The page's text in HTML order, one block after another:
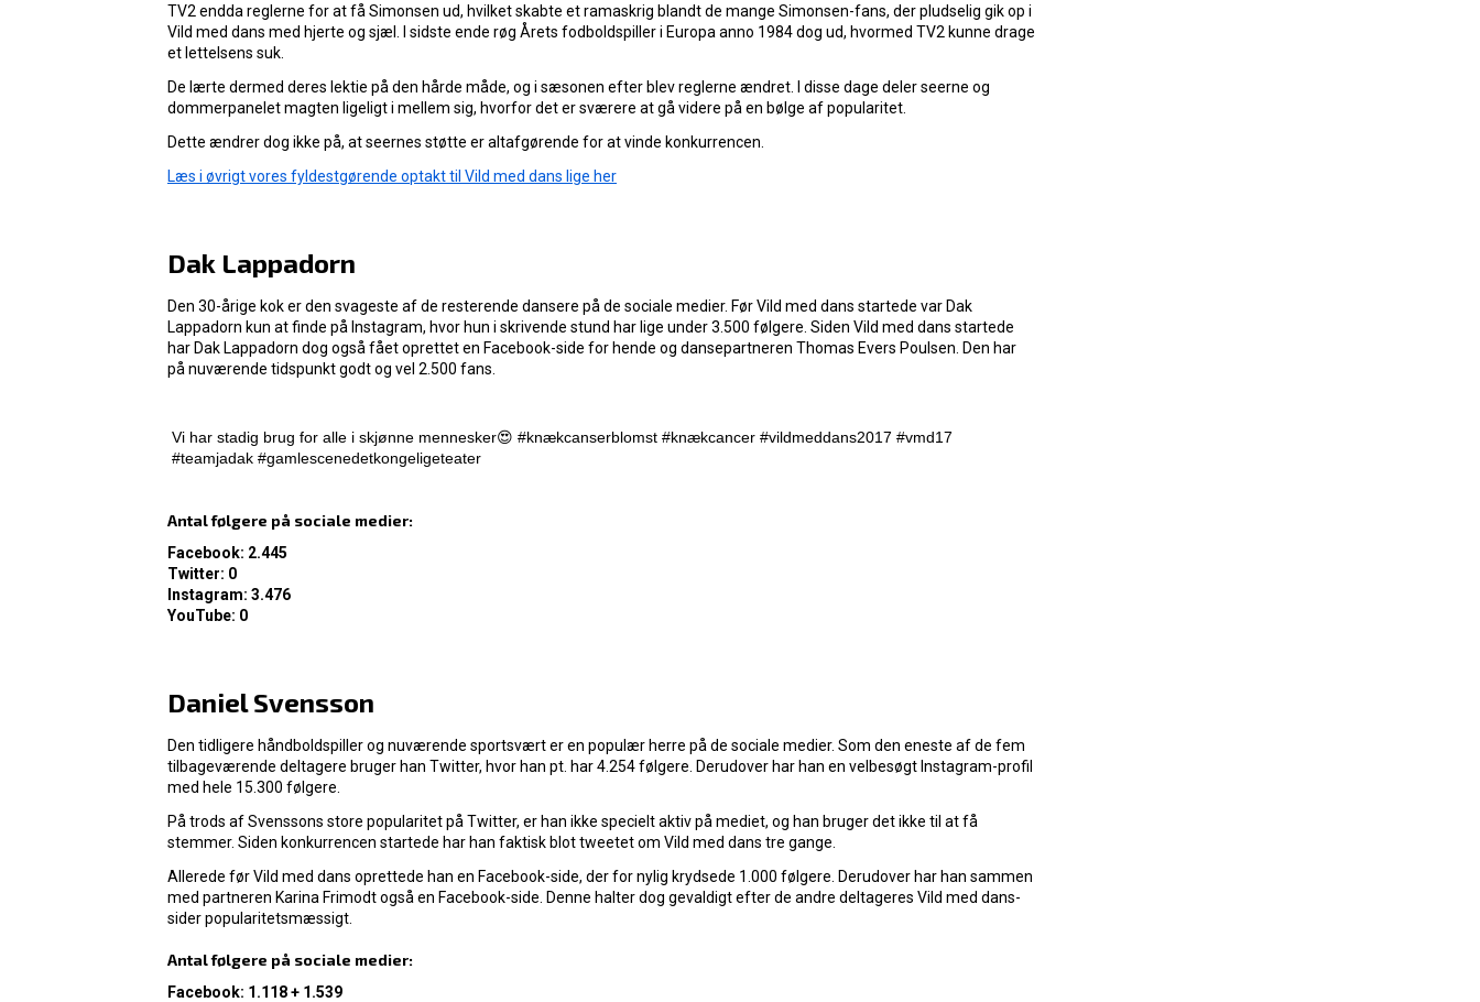
TV2 endda reglerne for at få Simonsen ud, hvilket skabte et ramaskrig blandt de mange Simonsen-fans, der pludselig gik op i
Vild med dans med hjerte og sjæl. I sidste ende røg Årets fodboldspiller i Europa anno 1984 dog ud, hvormed TV2 kunne drage
et lettelsens suk.
De lærte dermed deres lektie på den hårde måde, og i sæsonen efter blev reglerne ændret. I disse dage deler seerne og
dommerpanelet magten ligeligt i mellem sig, hvorfor det er sværere at gå videre på en bølge af popularitet.
Dette ændrer dog ikke på, at seernes støtte er altafgørende for at vinde konkurrencen.
Læs i øvrigt vores fyldestgørende optakt til Vild med dans lige her
Dak Lappadorn
Den 30-årige kok er den svageste af de resterende dansere på de sociale medier. Før Vild med dans startede var Dak
Lappadorn kun at finde på Instagram, hvor hun i skrivende stund har lige under 3.500 følgere. Siden Vild med dans startede
har Dak Lappadorn dog også fået oprettet en Facebook-side for hende og dansepartneren Thomas Evers Poulsen. Den har
på nuværende tidspunkt godt og vel 2.500 fans.
Vi har stadig brug for alle i skjønne mennesker😍 #knækcanserblomst #knækcancer #vildmeddans2017 #vmd17
#teamjadak #gamlescenedetkongeligeteater
Antal følgere på sociale medier:
Facebook: 2.445
Twitter: 0
Instagram: 3.476
YouTube: 0
Daniel Svensson
Den tidligere håndboldspiller og nuværende sportsvært er en populær herre på de sociale medier. Som den eneste af de fem
tilbageværende deltagere bruger han Twitter, hvor han pt. har 4.254 følgere. Derudover har han en velbesøgt Instagram-profil
med hele 15.300 følgere.
På trods af Svenssons store popularitet på Twitter, er han ikke specielt aktiv på mediet, og han bruger det ikke til at få
stemmer. Siden konkurrencen startede har han faktisk blot tweetet om Vild med dans tre gange.
Allerede før Vild med dans oprettede han en Facebook-side, der for nylig krydsede 1.000 følgere. Derudover har han sammen
med partneren Karina Frimodt også en Facebook-side. Denne halter dog gevaldigt efter de andre deltageres Vild med dans-
sider popularitetsmæssigt.
Antal følgere på sociale medier:
Facebook: 1.118 + 1.539